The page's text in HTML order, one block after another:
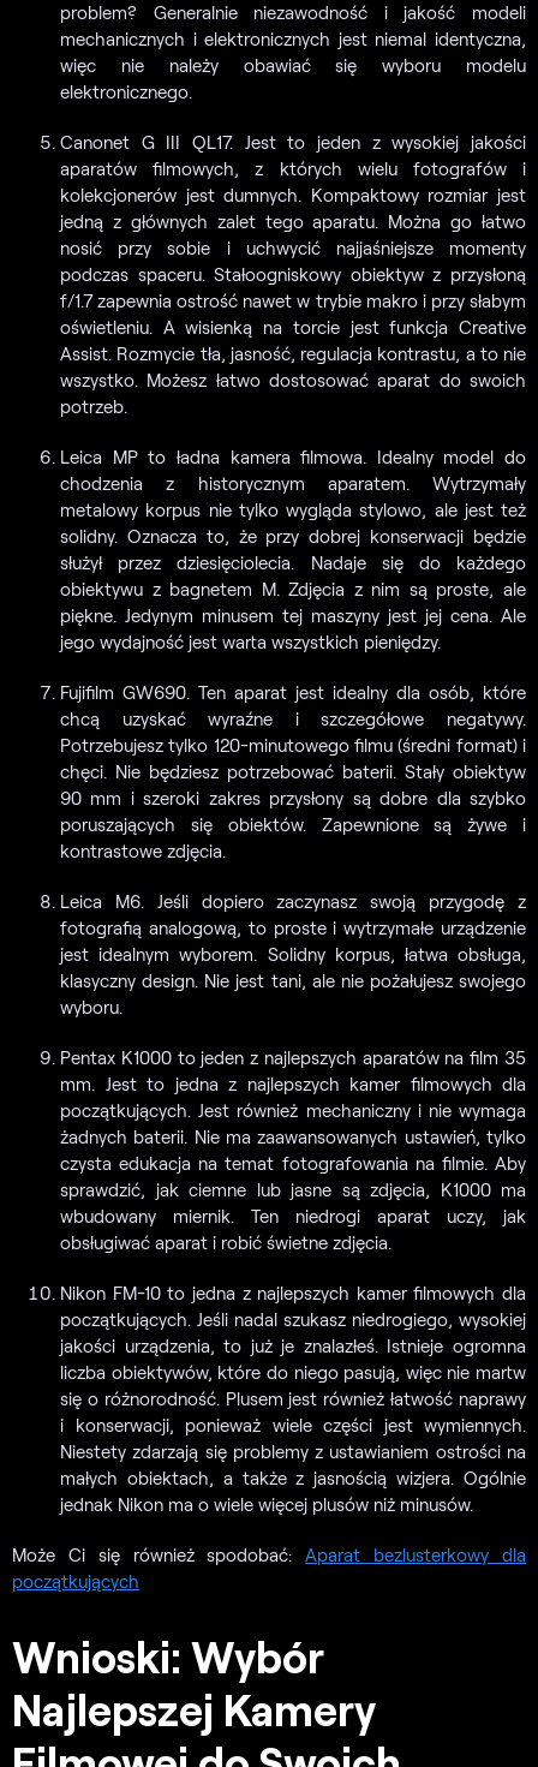
problem? Generalnie niezawodność i jakość modeli
mechanicznych i elektronicznych jest niemal identyczna,
więc nie należy obawiać się wyboru modelu
elektronicznego.
Canonet G III QL17. Jest to jeden z wysokiej jakości
aparatów filmowych, z których wielu fotografów i
kolekcjonerów jest dumnych. Kompaktowy rozmiar jest
jedną z głównych zalet tego aparatu. Można go łatwo
nosić przy sobie i uchwycić najjaśniejsze momenty
podczas spaceru. Stałoogniskowy obiektyw z przysłoną
f/1.7 zapewnia ostrość nawet w trybie makro i przy słabym
oświetleniu. A wisienką na torcie jest funkcja Creative
Assist. Rozmycie tła, jasność, regulacja kontrastu, a to nie
wszystko. Możesz łatwo dostosować aparat do swoich
potrzeb.
Leica MP to ładna kamera filmowa. Idealny model do
chodzenia z historycznym aparatem. Wytrzymały
metalowy korpus nie tylko wygląda stylowo, ale jest też
solidny. Oznacza to, że przy dobrej konserwacji będzie
służył przez dziesięciolecia. Nadaje się do każdego
obiektywu z bagnetem M. Zdjęcia z nim są proste, ale
piękne. Jedynym minusem tej maszyny jest jej cena. Ale
jego wydajność jest warta wszystkich pieniędzy.
Fujifilm GW690. Ten aparat jest idealny dla osób, które
chcą uzyskać wyraźne i szczegółowe negatywy.
Potrzebujesz tylko 120-minutowego filmu (średni format) i
chęci. Nie będziesz potrzebować baterii. Stały obiektyw
90 mm i szeroki zakres przysłony są dobre dla szybko
poruszających się obiektów. Zapewnione są żywe i
kontrastowe zdjęcia.
Leica M6. Jeśli dopiero zaczynasz swoją przygodę z
fotografią analogową, to proste i wytrzymałe urządzenie
jest idealnym wyborem. Solidny korpus, łatwa obsługa,
klasyczny design. Nie jest tani, ale nie pożałujesz swojego
wyboru.
Pentax K1000 to jeden z najlepszych aparatów na film 35
mm. Jest to jedna z najlepszych kamer filmowych dla
początkujących. Jest również mechaniczny i nie wymaga
żadnych baterii. Nie ma zaawansowanych ustawień, tylko
czysta edukacja na temat fotografowania na filmie. Aby
sprawdzić, jak ciemne lub jasne są zdjęcia, K1000 ma
wbudowany miernik. Ten niedrogi aparat uczy, jak
obsługiwać aparat i robić świetne zdjęcia.
Nikon FM-10 to jedna z najlepszych kamer filmowych dla
początkujących. Jeśli nadal szukasz niedrogiego, wysokiej
jakości urządzenia, to już je znalazłeś. Istnieje ogromna
liczba obiektywów, które do niego pasują, więc nie martw
się o różnorodność. Plusem jest również łatwość naprawy
i konserwacji, ponieważ wiele części jest wymiennych.
Niestety zdarzają się problemy z ustawianiem ostrości na
małych obiektach, a także z jasnością wizjera. Ogólnie
jednak Nikon ma o wiele więcej plusów niż minusów.
Może Ci się również spodobać:Aparat bezlusterkowy dla
początkujących
Wnioski: Wybór
Najlepszej Kamery